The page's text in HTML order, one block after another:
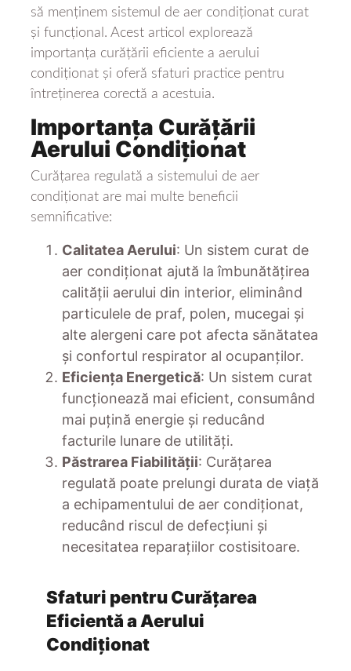
să menținem sistemul de aer condiționat curat
și funcțional. Acest articol explorează
importanța curățării eficiente a aerului
condiționat și oferă sfaturi practice pentru
întreținerea corectă a acestuia.
Importanța Curățării
Aerului Condiționat
Curățarea regulată a sistemului de aer
condiționat are mai multe beneficii
semnificative:
Calitatea Aerului: Un sistem curat de
aer condiționat ajută la îmbunătățirea
calității aerului din interior, eliminând
particulele de praf, polen, mucegai și
alte alergeni care pot afecta sănătatea
și confortul respirator al ocupanților.
Eficiența Energetică: Un sistem curat
funcționează mai eficient, consumând
mai puțină energie și reducând
facturile lunare de utilități.
Păstrarea Fiabilității: Curățarea
regulată poate prelungi durata de viață
a echipamentului de aer condiționat,
reducând riscul de defecțiuni și
necesitatea reparațiilor costisitoare.
Sfaturi pentru Curățarea
Eficientă a Aerului
Condiționat